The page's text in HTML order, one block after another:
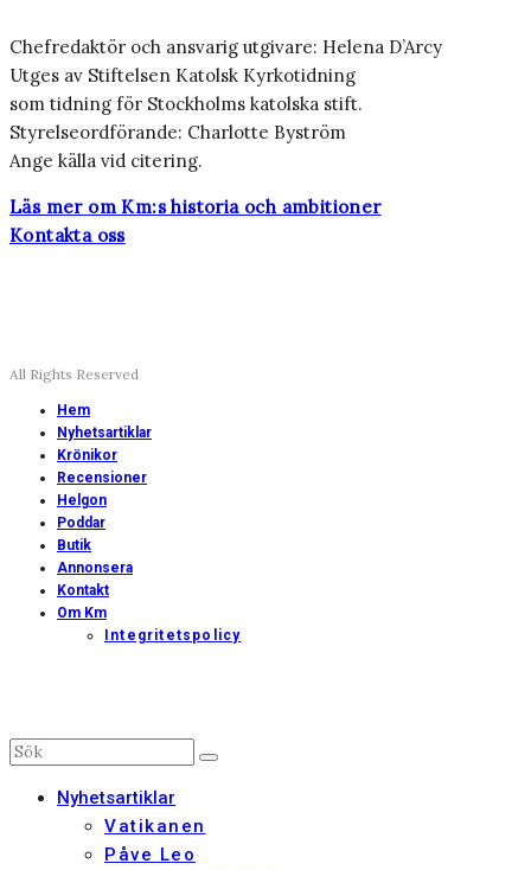
Chefredaktör och ansvarig utgivare: Helena D’Arcy
Utges av Stiftelsen Katolsk Kyrkotidning
som tidning för Stockholms katolska stift.
Styrelseordförande: Charlotte Byström
Ange källa vid citering.
Läs mer om Km:s historia och ambitioner
Kontakta oss
All Rights Reserved
Hem
Nyhetsartiklar
Krönikor
Recensioner
Helgon
Poddar
Butik
Annonsera
Kontakt
Om Km
Integritetspolicy
Nyhetsartiklar
Vatikanen
Påve Leo